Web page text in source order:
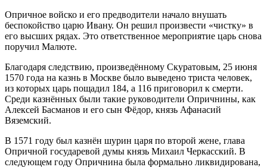
Опричное войско и его предводители начало внушать
беспокойство царю Ивану. Он решил произвести «чистку» в
его высших рядах. Это ответственное мероприятие царь снова
поручил Малюте.
Благодаря следствию, произведённому Скуратовым, 25 июня
1570 года на казнь в Москве было выведено триста человек,
из которых царь пощадил 184, а 116 приговорил к смерти.
Среди казнённых были такие руководители Опричнины, как
Алексей Басманов и его сын Фёдор, князь Афанасий
Вяземский.
В 1571 году был казнён шурин царя по второй жене, глава
Опричной государевой думы князь Михаил Черкасский. В
следующем году Опричнина была формально ликвидирована,